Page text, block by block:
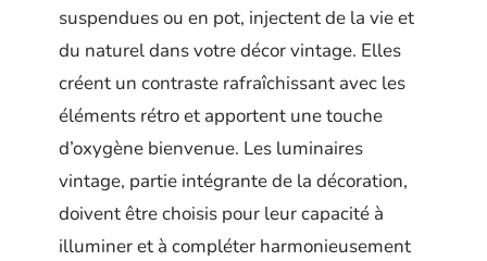
suspendues ou en pot, injectent de la vie et
du naturel dans votre décor vintage. Elles
créent un contraste rafraîchissant avec les
éléments rétro et apportent une touche
d’oxygène bienvenue. Les luminaires
vintage, partie intégrante de la décoration,
doivent être choisis pour leur capacité à
illuminer et à compléter harmonieusement